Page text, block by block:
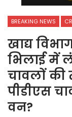
BREAKING NEWS
खाद्य
भिलाई में
चावलों की
पीडीएस
वन?